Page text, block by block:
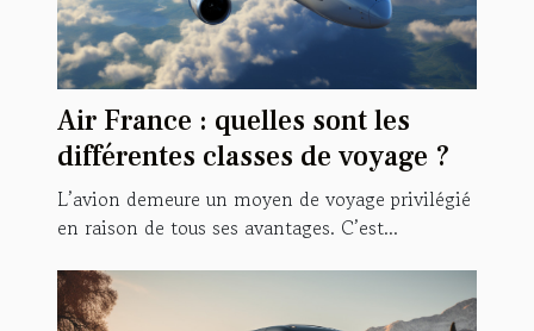
Air France : quelles sont les
différentes classes de voyage ?
L’avion demeure un moyen de voyage privilégié
en raison de tous ses avantages. C’est...